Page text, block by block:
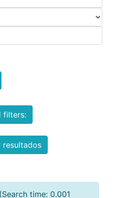
filters:
resultados
time: 0.001